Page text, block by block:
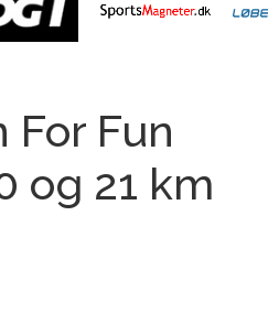
For Fun
og 21 km